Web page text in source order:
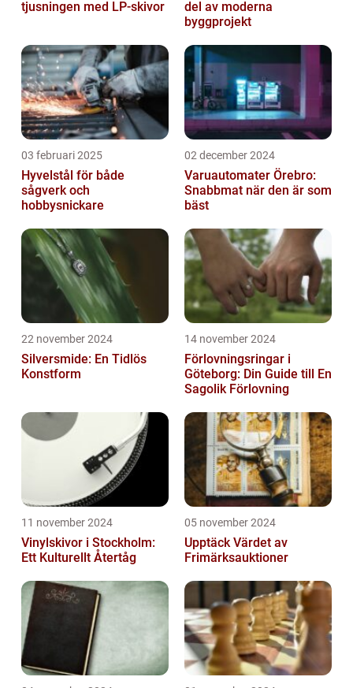
tjusningen med LP-skivor
del av moderna
byggprojekt
03 februari 2025
Hyvelstål för både
sågverk och
hobbysnickare
02 december 2024
Varuautomater Örebro:
Snabbmat när den är som
bäst
22 november 2024
Silversmide: En Tidlös
Konstform
14 november 2024
Förlovningsringar i
Göteborg: Din Guide till En
Sagolik Förlovning
11 november 2024
Vinylskivor i Stockholm:
Ett Kulturellt Återtåg
05 november 2024
Upptäck Värdet av
Frimärksauktioner